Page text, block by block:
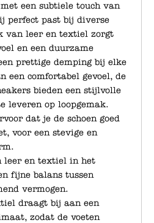
een subtiele touch van
perfect past bij diverse
van leer en textiel zorgt
en een duurzame
prettige demping bij elke
een comfortabel gevoel, de
bieden een stijlvolle
leveren op loopgemak.
dat je de schoen goed
voor een stevige en
leer en textiel in het
fijne balans tussen
vermogen.
draagt bij aan een
zodat de voeten